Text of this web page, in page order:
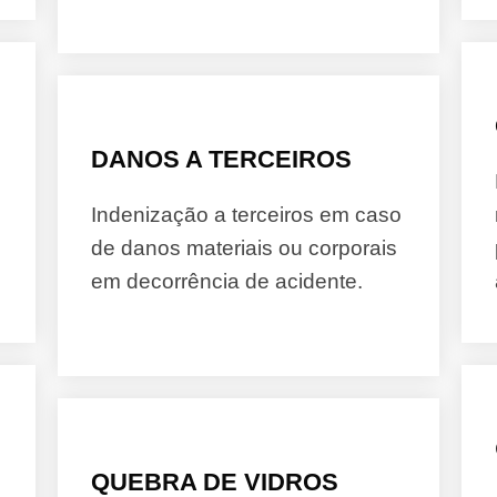
DANOS A TERCEIROS
Indenização a terceiros em caso
de danos materiais ou corporais
em decorrência de acidente.
QUEBRA DE VIDROS